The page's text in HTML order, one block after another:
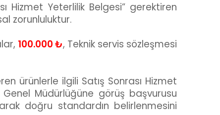
Hizmet Yeterlilik Belgesi” gerektiren
zorunluluktur.
100.000 ₺, Teknik servis sözleşmesi
ürünlerle ilgili Satış Sonrası Hizmet
Müdürlüğüne görüş başvurusu
doğru standardın belirlenmesini